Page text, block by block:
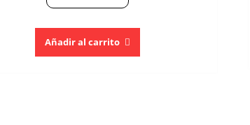
Añadir al carrito